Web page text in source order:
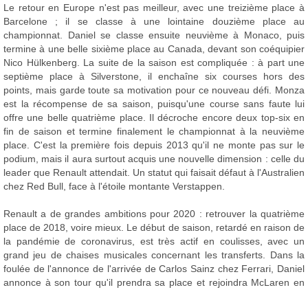
Le retour en Europe n'est pas meilleur, avec une treizième place à
Barcelone ; il se classe à une lointaine douzième place au
championnat. Daniel se classe ensuite neuvième à Monaco, puis
termine à une belle sixième place au Canada, devant son coéquipier
Nico Hülkenberg. La suite de la saison est compliquée : à part une
septième place à Silverstone, il enchaîne six courses hors des
points, mais garde toute sa motivation pour ce nouveau défi. Monza
est la récompense de sa saison, puisqu'une course sans faute lui
offre une belle quatrième place. Il décroche encore deux top-six en
fin de saison et termine finalement le championnat à la neuvième
place. C'est la première fois depuis 2013 qu'il ne monte pas sur le
podium, mais il aura surtout acquis une nouvelle dimension : celle du
leader que Renault attendait. Un statut qui faisait défaut à l'Australien
chez Red Bull, face à l'étoile montante Verstappen.
Renault a de grandes ambitions pour 2020 : retrouver la quatrième
place de 2018, voire mieux. Le début de saison, retardé en raison de
la pandémie de coronavirus, est très actif en coulisses, avec un
grand jeu de chaises musicales concernant les transferts. Dans la
foulée de l'annonce de l'arrivée de Carlos Sainz chez Ferrari, Daniel
annonce à son tour qu'il prendra sa place et rejoindra McLaren en